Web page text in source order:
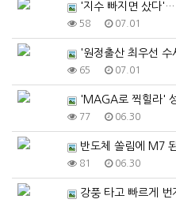
'지수 빠지면 샀다
58 07.01
'원정출산 최우선
65 07.01
'MAGA로 찍힐라'
77 06.30
반도체 쏠림에 M7
81 06.30
강풍 타고 빠르게 번